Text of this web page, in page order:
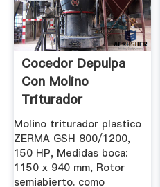
Cocedor Depulpa
Con Molino
Triturador
Molino triturador plastico
ZERMA GSH 800/1200,
150 HP, Medidas boca:
1150 x 940 mm, Rotor
semiabierto. como